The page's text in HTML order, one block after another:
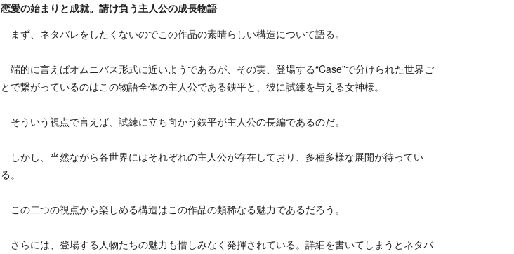
恋愛の始まりと成就。請け負う主人公の成長物語
まず、ネタバレをしたくないのでこの作品の素晴らしい構造について語る。
端的に言えばオムニバス形式に近いようであるが、その実、登場する“Case”で分けられた世界ご
とで繋がっているのはこの物語全体の主人公である鉄平と、彼に試練を与える女神様。
そういう視点で言えば、試練に立ち向かう鉄平が主人公の長編であるのだ。
しかし、当然ながら各世界にはそれぞれの主人公が存在しており、多種多様な展開が待ってい
る。
この二つの視点から楽しめる構造はこの作品の類稀なる魅力であるだろう。
さらには、登場する人物たちの魅力も惜しみなく発揮されている。詳細を書いてしまうとネタバ